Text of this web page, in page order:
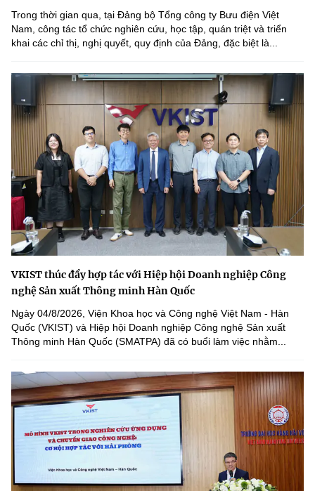
Trong thời gian qua, tại Đảng bộ Tổng công ty Bưu điện Việt
Nam, công tác tổ chức nghiên cứu, học tập, quán triệt và triển
khai các chỉ thị, nghị quyết, quy định của Đảng, đặc biệt là...
VKIST thúc đẩy hợp tác với Hiệp hội Doanh nghiệp Công
nghệ Sản xuất Thông minh Hàn Quốc
Ngày 04/8/2026, Viện Khoa học và Công nghệ Việt Nam - Hàn
Quốc (VKIST) và Hiệp hội Doanh nghiệp Công nghệ Sản xuất
Thông minh Hàn Quốc (SMATPA) đã có buổi làm việc nhằm...